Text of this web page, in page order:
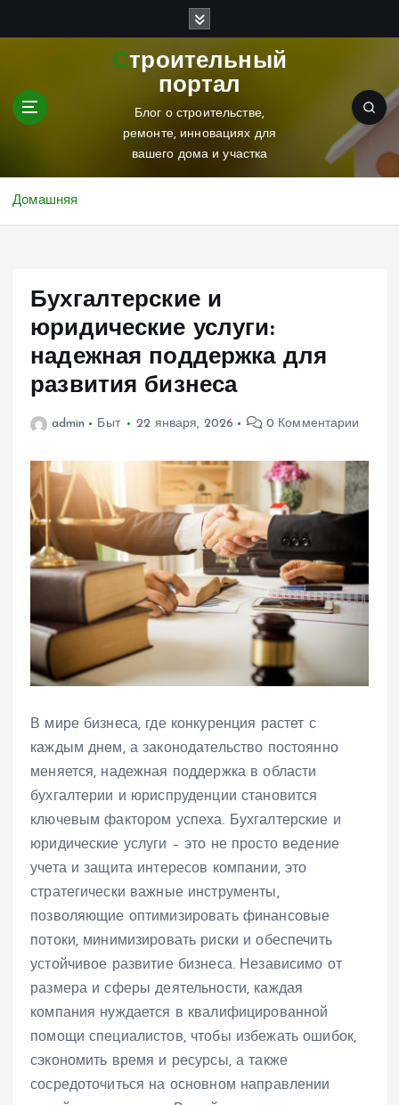
Строительный
портал
Блог о строительстве,
ремонте, инновациях для
вашего дома и участка
Домашняя
Бухгалтерские и
юридические услуги:
надежная поддержка для
развития бизнеса
admin Быт 22 января, 2026 0 Комментарии
В мире бизнеса, где конкуренция растет с
каждым днем, а законодательство постоянно
меняется, надежная поддержка в области
бухгалтерии и юриспруденции становится
ключевым фактором успеха. Бухгалтерские и
юридические услуги – это не просто ведение
учета и защита интересов компании, это
стратегически важные инструменты,
позволяющие оптимизировать финансовые
потоки, минимизировать риски и обеспечить
устойчивое развитие бизнеса. Независимо от
размера и сферы деятельности, каждая
компания нуждается в квалифицированной
помощи специалистов, чтобы избежать ошибок,
сэкономить время и ресурсы, а также
сосредоточиться на основном направлении